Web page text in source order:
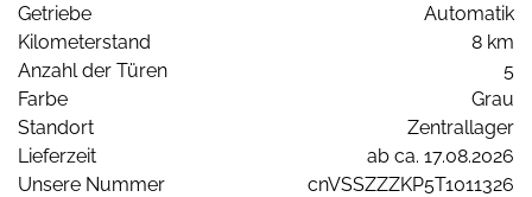
Getriebe
Automatik
Kilometerstand
8 km
Anzahl der Türen
5
Farbe
Grau
Standort
Zentrallager
Lieferzeit
ab ca. 17.08.2026
Unsere Nummer
cnVSSZZZKP5T1011326